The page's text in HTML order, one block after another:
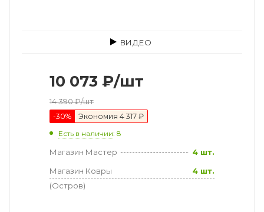
ВИДЕО
10 073 ₽/шт
14 390₽/шт
-30% Экономия 4 317 ₽
Есть в наличии: 8
Магазин Мастер
4 шт.
Магазин Ковры
(Остров)
4 шт.